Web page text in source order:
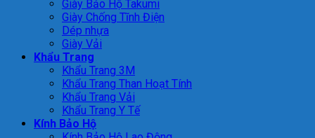
Giày Bảo Hộ Takumi
Giày Chống Tĩnh Điện
Dép nhựa
Giày Vải
Khẩu Trang
Khẩu Trang 3M
Khẩu Trang Than Hoạt Tính
Khẩu Trang Vải
Khẩu Trang Y Tế
Kính Bảo Hộ